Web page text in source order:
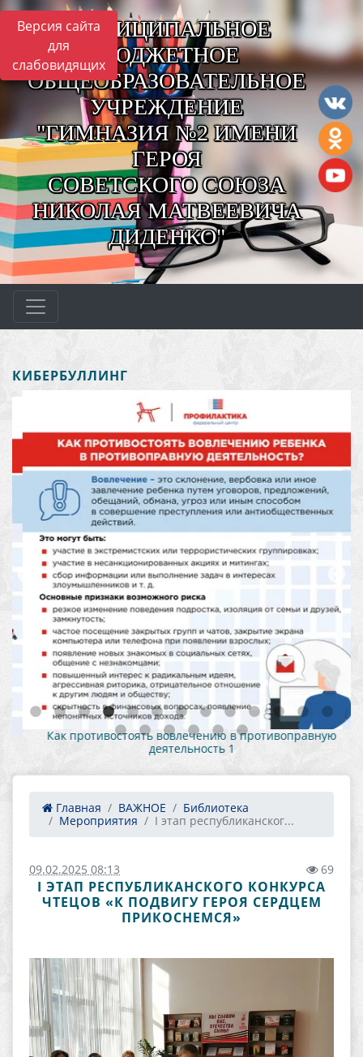
Версия сайта
для
слабовидящих
МУНИЦИПАЛЬНОЕ
БЮДЖЕТНОЕ
ОБЩЕОБРАЗОВАТЕЛЬНОЕ
УЧРЕЖДЕНИЕ
"ГИМНАЗИЯ №2 ИМЕНИ
ГЕРОЯ
СОВЕТСКОГО СОЮЗА
НИКОЛАЯ МАТВЕЕВИЧА
ДИДЕНКО"
КИБЕРБУЛЛИНГ
Как противостоять вовлечению в противоправную
деятельность 1
Главная ВАЖНОЕ
Библиотека
Мероприятия
I этап республиканског...
09.02.2025 08:13 69
I ЭТАП РЕСПУБЛИКАНСКОГО КОНКУРСА
ЧТЕЦОВ «К ПОДВИГУ ГЕРОЯ СЕРДЦЕМ
ПРИКОСНЕМСЯ»